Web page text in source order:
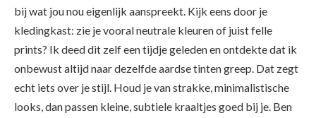
bij wat jou nou eigenlijk aanspreekt. Kijk eens door je
kledingkast: zie je vooral neutrale kleuren of juist felle
prints? Ik deed dit zelf een tijdje geleden en ontdekte dat ik
onbewust altijd naar dezelfde aardse tinten greep. Dat zegt
echt iets over je stijl. Houd je van strakke, minimalistische
looks, dan passen kleine, subtiele kraaltjes goed bij je. Ben